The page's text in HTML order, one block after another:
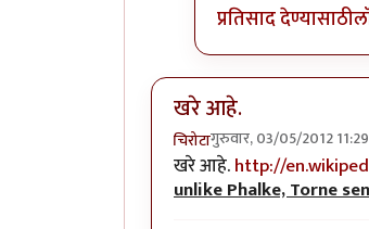
प्रतिसाद देण्यासाठी
खरे आहे.
चिरोटागुरुवार, 03/05/2012 11:29
खरे आहे.http://
unlike Phalke, Torne